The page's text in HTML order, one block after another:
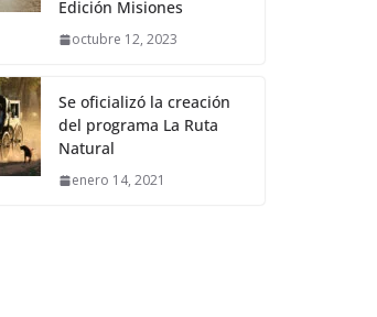
Edición Misiones
octubre 12, 2023
Se oficializó la creación
del programa La Ruta
Natural
enero 14, 2021